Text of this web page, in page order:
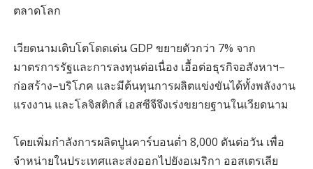
ตลาดโลก
เวียดนามเติบโตโดดเด่น GDP ขยายตัวกว่า 7% จาก
มาตรการรัฐและการลงทุนต่อเนื่อง เอื้อต่อธุรกิจอสังหาฯ–
ก่อสร้าง–บริโภค และมีต้นทุนการผลิตแข่งขันได้ทั้งพลังงาน
แรงงาน และโลจิสติกส์ เอสซีจีจึงเร่งขยายฐานในเวียดนาม
โดยเพิ่มกำลังการผลิตปูนคาร์บอนต่ำ 8,000 ตันต่อวัน เพื่อ
จำหน่ายในประเทศและส่งออกไปยังอเมริกา ออสเตรเลีย